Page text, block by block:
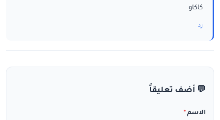
كاكاو
رد
💬 أضف تعليقاً
الاسم *